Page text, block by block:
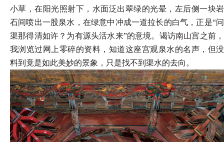
小草，在阳光照射下，水面泛出翠绿的光晕，左后侧一块岩
石间喷出一股泉水，在绿意中冲成一道拉长的白气，正是“问
渠那得清如许？为有源头活水来”的意境。谒访南山宫之前，
我浏览过网上零碎的资料，知道这座宫观泉水的名声，但没
料到竟是如此美妙的景象，只是找不到渠水的去向。